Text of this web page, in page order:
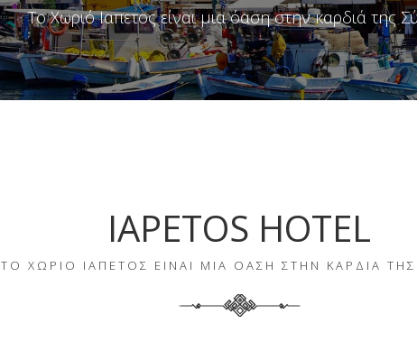
Το Χωριό Ιαπετος είναι μια όαση στην καρδιά της
IAPETOS HOTEL
ΤΟ ΧΩΡΙΌ ΙΑΠΕΤΟΣ ΕΊΝΑΙ ΜΙΑ ΌΑΣΗ ΣΤΗΝ ΚΑΡΔΙΆ